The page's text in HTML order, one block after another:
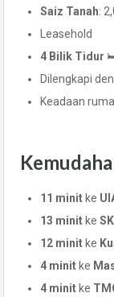
Saiz Tanah:
Leasehold
4 Bilik Tidur
Dilengkapi
Keadaan
11 minit ke
13 minit ke
12 minit ke
4 minit ke
4 minit ke